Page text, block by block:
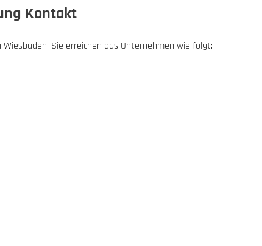
Kontakt
Sie erreichen das Unternehmen wie folgt: